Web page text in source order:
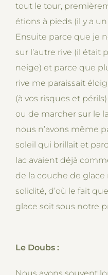
tout le tour,
étions à pieds (il y a
Ensuite parce que je
sur l’autre rive (il était
neige) et parce que
rive me paraissait
(à vos risques et
ou de marcher sur le
nous n’avons même
soleil qui brillait et
lac avaient déjà
de la couche de glace
solidité, d’où le fait
glace soit sous notre
Le Doubs :
Nous avons souvent